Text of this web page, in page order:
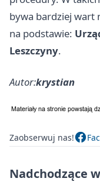
bywa bardziej wart
na podstawie:
Leszczyny.
Autor:krystian
Zaobserwuj nas!
Nadchodzące